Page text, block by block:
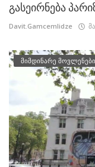
გასეირნება
Davit.Gamcemlidze
მიმდინარე მოვლენები